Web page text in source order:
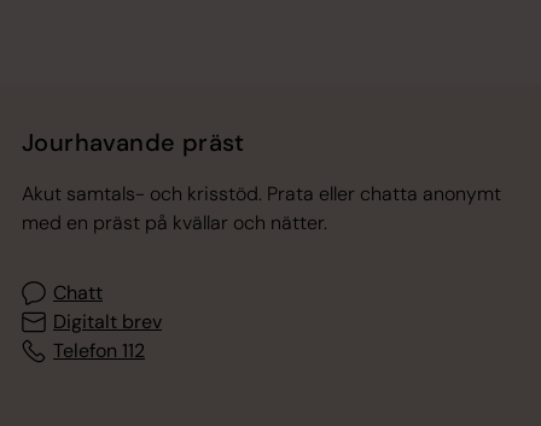
Jourhavande präst
Akut samtals- och krisstöd. Prata eller chatta anonymt
med en präst på kvällar och nätter.
Chatt
Digitalt brev
Telefon 112